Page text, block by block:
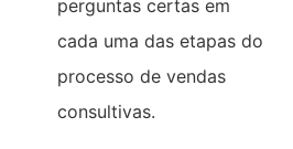
perguntas certas em
cada uma das etapas do
processo de vendas
consultivas.